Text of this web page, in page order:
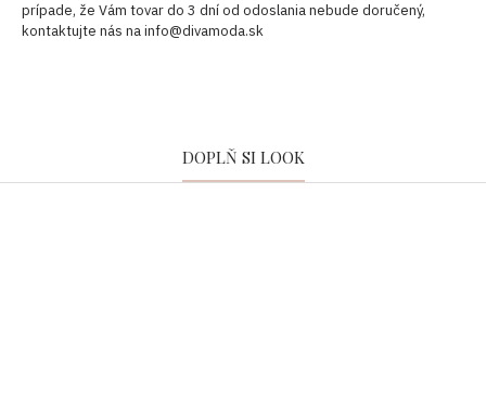
prípade, že Vám tovar do 3 dní od odoslania nebude doručený,
kontaktujte nás na info@divamoda.sk
DOPLŇ SI LOOK